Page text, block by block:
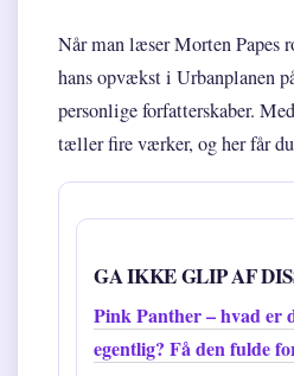
Når man læser Morten Papes
hans opvækst i Urbanplanen
personlige forfatterskaber.
tæller fire værker, og her får
GA IKKE GLIP AF
Pink Panther – hvad er
egentlig? Få den fulde